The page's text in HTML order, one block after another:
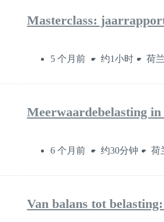
Masterclass:
5 个月前 约1小时 荷
Meerwaardebelasting
6 个月前 约30分钟 荷
Van balans tot